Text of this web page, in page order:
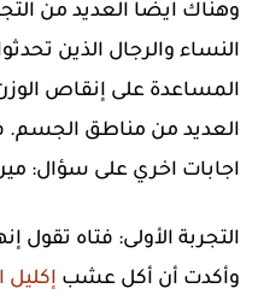
وهناك ايضا العديد من
النساء والرجال الذين
المساعدة على إنقاص
العديد من مناطق الجسم.
اجابات اخري على سؤال:
وأكدت أن أكل عشب إكليل